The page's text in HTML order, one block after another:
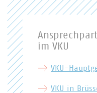
im VKU
VKU-
VKU in